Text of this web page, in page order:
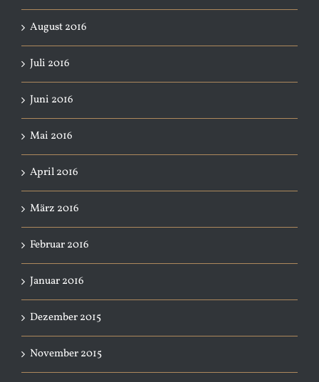
August 2016
Juli 2016
Juni 2016
Mai 2016
April 2016
März 2016
Februar 2016
Januar 2016
Dezember 2015
November 2015